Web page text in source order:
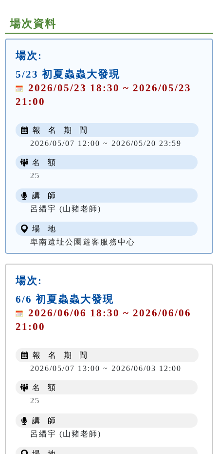
場次資料
場次:
5/23 初夏蟲蟲大發現
2026/05/23 18:30 ~ 2026/05/23
21:00
報 名 期 間
2026/05/07 12:00 ~ 2026/05/20 23:59
名 額
25
講 師
呂縉宇 (山豬老師)
場 地
卑南遺址公園遊客服務中心
場次:
6/6 初夏蟲蟲大發現
2026/06/06 18:30 ~ 2026/06/06
21:00
報 名 期 間
2026/05/07 13:00 ~ 2026/06/03 12:00
名 額
25
講 師
呂縉宇 (山豬老師)